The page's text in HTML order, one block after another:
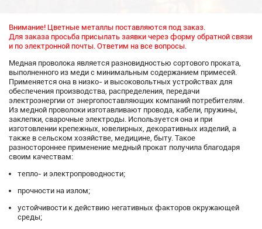
Внимание! Цветные металлы поставляются под заказ.
Для заказа просьба присылать заявки через форму обратной связи
и по электронной почты. Ответим на все вопросы.
Медная проволока является разновидностью сортового проката,
выполненного из меди с минимальным содержанием примесей.
Применяется она в низко- и высоковольтных устройствах для
обеспечения производства, распределения, передачи
электроэнергии от энергопоставляющих компаний потребителям.
Из медной проволоки изготавливают провода, кабели, пружины,
заклепки, сварочные электроды. Используется она и при
изготовлении крепежных, ювелирных, декоративных изделий, а
также в сельском хозяйстве, медицине, быту. Такое
разностороннее применение медный прокат получила благодаря
своим качествам:
тепло- и электропроводности;
прочности на излом;
устойчивости к действию негативных факторов окружающей
среды;